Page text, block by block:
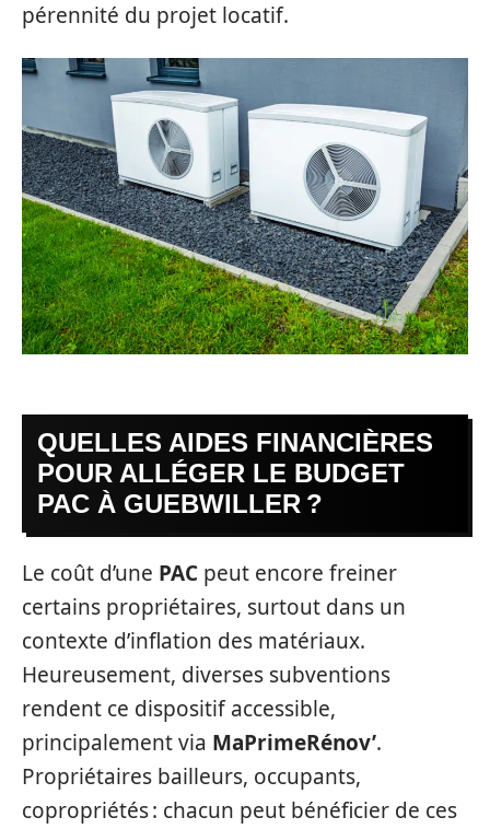
pérennité du projet locatif.
QUELLES AIDES FINANCIÈRES
POUR ALLÉGER LE BUDGET
PAC À GUEBWILLER ?
Le coût d’une PAC peut encore freiner
certains propriétaires, surtout dans un
contexte d’inflation des matériaux.
Heureusement, diverses subventions
rendent ce dispositif accessible,
principalement via MaPrimeRénov’.
Propriétaires bailleurs, occupants,
copropriétés : chacun peut bénéficier de ces